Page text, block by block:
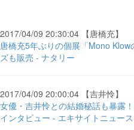
2017/04/09 20:30:04 【唐橋充】
唐橋充5年ぶりの個展「Mono
ズも販売 - ナタリー
2017/04/09 20:00:04 【吉井怜】
女優・吉井怜との結婚秘話も暴露
インタビュー - エキサイトニュース